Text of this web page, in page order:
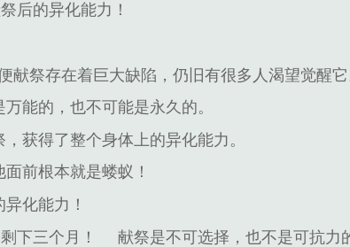
后的异化能力！
献祭存在着巨大缺陷，仍旧有很多人渴望觉醒它
能的，也不可能是永久的。
获得了整个身体上的异化能力。
前根本就是蝼蚁！
化能力！
下三个月！
献祭是不可选择，也不是可抗力